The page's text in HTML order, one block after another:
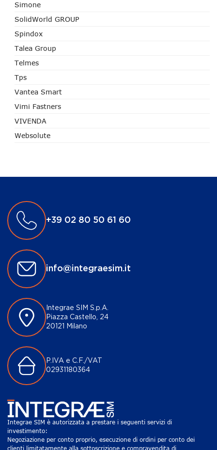
Simone
SolidWorld GROUP
Spindox
Talea Group
Telmes
Tps
Vantea Smart
Vimi Fastners
VIVENDA
Websolute
+39 02 80 50 61 60
info@integraesim.it
Integrae SIM S.p.A.
Piazza Castello, 24
20121 Milano
P.IVA e C.F./VAT
02931180364
Integrae SIM è autorizzata a prestare i seguenti servizi di
investimento:
Negoziazione per conto proprio, esecuzione di ordini per conto dei
clienti limitatamente alla sottoscrizione e compravendita di